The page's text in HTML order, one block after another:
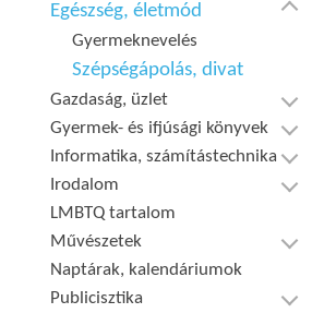
Egészség, életmód
Gyermeknevelés
Szépségápolás, divat
Gazdaság, üzlet
Gyermek- és ifjúsági könyvek
Informatika, számítástechnika
Irodalom
LMBTQ tartalom
Művészetek
Naptárak, kalendáriumok
Publicisztika